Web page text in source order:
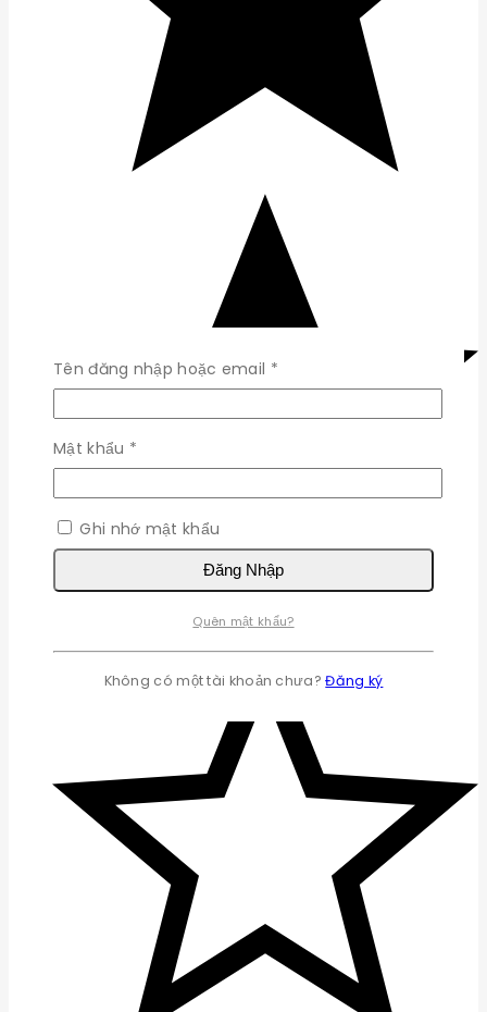
Tên đăng nhập hoặc email *Bắt
buộc
Mật khẩu *
buộc
Ghi nhớ mật khẩu
Đăng Nhập
Quên mật khẩu?
Không có một tài khoản chưa?Đăng ký